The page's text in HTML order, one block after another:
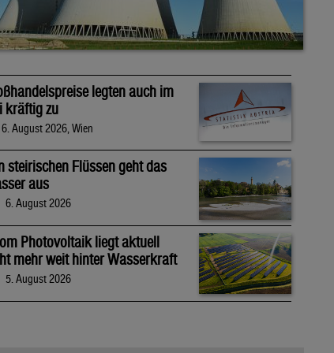
legten auch im
kräftig zu
6. August 2026, Wien
steirischen Flüssen geht das
aus
6. August 2026
Photovoltaik liegt aktuell
mehr weit hinter Wasserkraft
5. August 2026